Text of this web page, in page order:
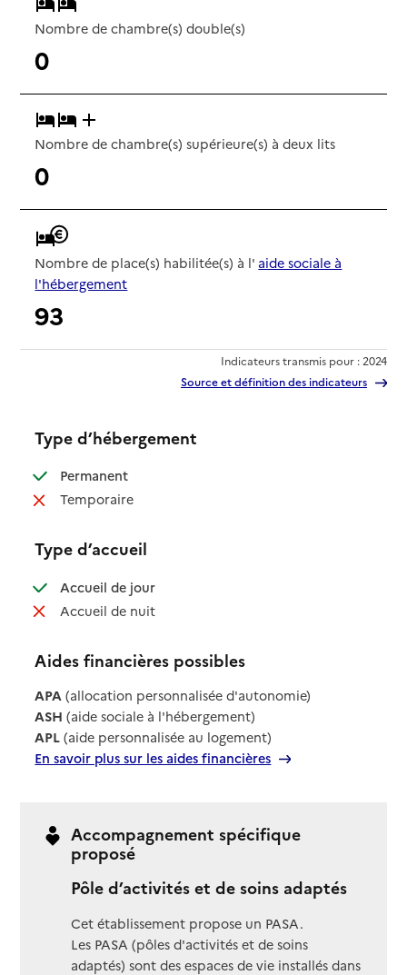
Nombre de chambre(s) double(s)
0
Nombre de chambre(s) supérieure(s) à deux lits
0
Nombre de place(s) habilitée(s) à l' aide sociale à
l'hébergement
93
Indicateurs transmis pour : 2024
Source et définition des indicateurs
Type d’hébergement
Permanent: disponible
Temporaire: non disponible
Type d’accueil
Accueil de jour: disponible
Accueil de nuit: non disponible
Aides financières possibles
APA (allocation personnalisée d'autonomie)
ASH (aide sociale à l'hébergement)
APL (aide personnalisée au logement)
En savoir plus sur les aides financières
Accompagnement spécifique
proposé
Pôle d’activités et de soins adaptés
Cet établissement propose un PASA.
Les PASA (pôles d'activités et de soins
adaptés) sont des espaces de vie installés dans